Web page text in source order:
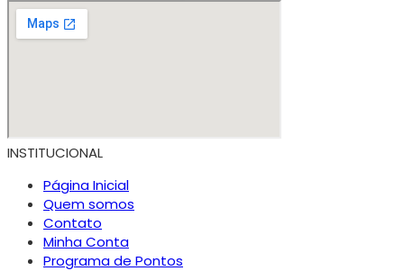
INSTITUCIONAL
Página Inicial
Quem somos
Contato
Minha Conta
Programa de Pontos